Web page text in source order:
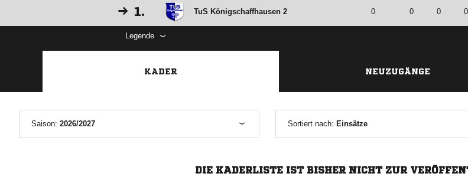
1. TuS Königschaffhausen 2 0 0 0 0
Legende
KADER NEUZUGÄNGE
Saison: 2026/2027 Sortiert nach: Einsätze
DIE KADERLISTE IST BISHER NICHT ZUR